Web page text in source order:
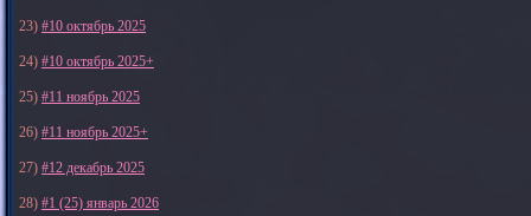
23) #10 октябрь 2025
24) #10 октябрь 2025+
25) #11 ноябрь 2025
26) #11 ноябрь 2025+
27) #12 декабрь 2025
28) #1 (25) январь 2026